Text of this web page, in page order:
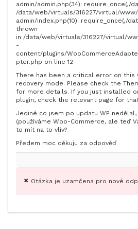
admin/admin.php(34): require_once(‚/
/data/web/virtuals/316227/virtual/
admin/index.php(10): require_once(‚/
thrown
in /data/web/virtuals/316227/virtual/
-
content/plugins/
pter.php on line 12
There has been a critical error on this
recovery mode. Please check the
for more details. If you just installed
plugin, check the relevant page for
Jediné co jsem po updatu WP
(používáme Woo-Commerce, ale teď
to mít na to vliv?
Předem moc děkuju za odpověď
Otázka je uzamčena pro nové